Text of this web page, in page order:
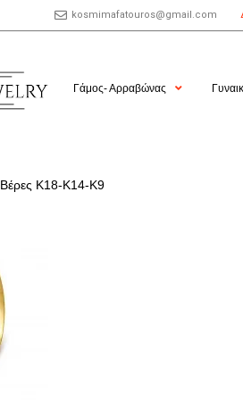
kosmimafatouros@gmail.com
Γάμος- Αρραβώνας
Βέρες Κ18-Κ14-Κ9